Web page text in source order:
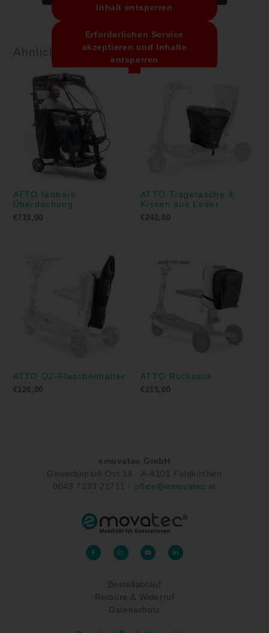
Inhalt entsperren
Erforderlichen Service
akzeptieren und Inhalte
entsperren
Ähnliche Produkte
ATTO faltbare
Überdachung
€ 719,00
ATTO Tragetasche &
Kissen aus Leder
€ 240,00
ATTO O2-Flaschenhalter
€120,00
ATTO Rucksack
€ 215,00
emovatec GmbH
Gewerbepark Ost 14 · A-4101 Feldkirchen
0043 7233 21711 · office@emovatec.at
F
a
c
I
n
s
r
a
m
Y
o
u
e
L
i
n
Bestellablauf
Retoure & Widerruf
Datenschutz